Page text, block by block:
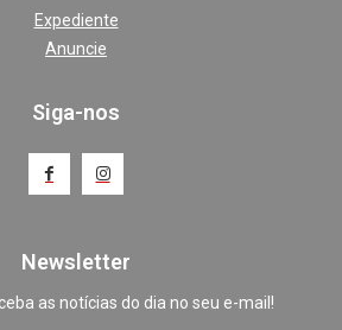
Expediente
Anuncie
Siga-nos
Newsletter
as notícias do dia no seu e-mail!